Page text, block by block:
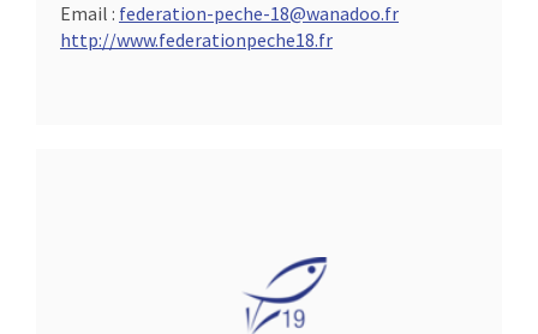
Email : federation-peche-18@wanadoo.fr
http://www.federationpeche18.fr